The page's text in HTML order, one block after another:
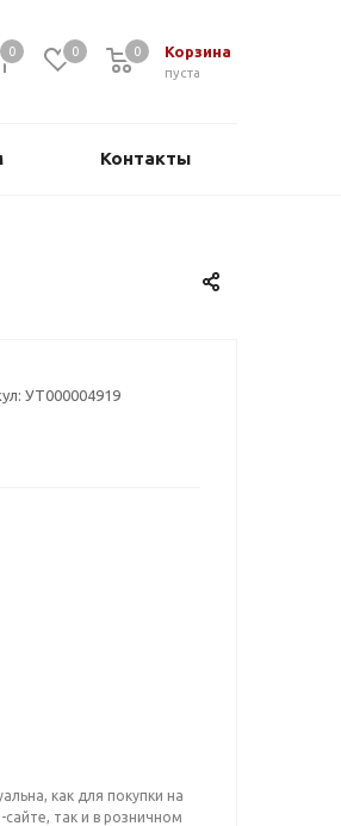
0 0 Корзина
0
пуста
0
Контакты
УТ000004919
как для покупки на
сайте, так и в розничном